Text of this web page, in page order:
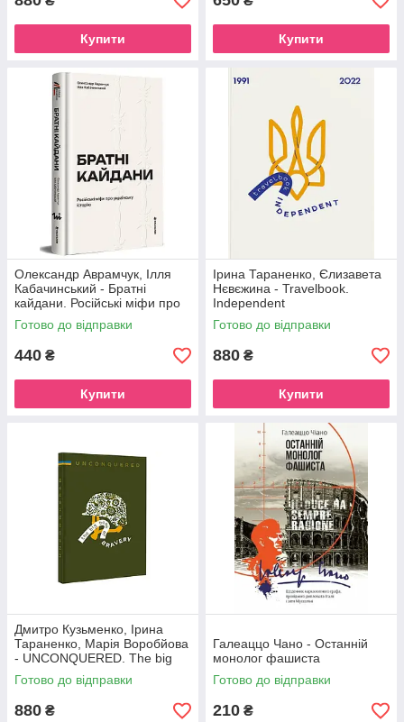
Купити Купити
Олександр Аврамчук, Ілля
Кабачинський - Братні
кайдани. Російські міфи про
українську історію
Готово до відправки
440 ₴
Купити
Ірина Тараненко, Єлизавета
Нєвєжина - Travelbook.
Independent
Готово до відправки
880 ₴
Купити
Дмитро Кузьменко, Ірина
Тараненко, Марія Воробйова
- UNCONQUERED. The big
book og bravery
Готово до відправки
880 ₴
Галеаццо Чано - Останній
монолог фашиста
Готово до відправки
210 ₴